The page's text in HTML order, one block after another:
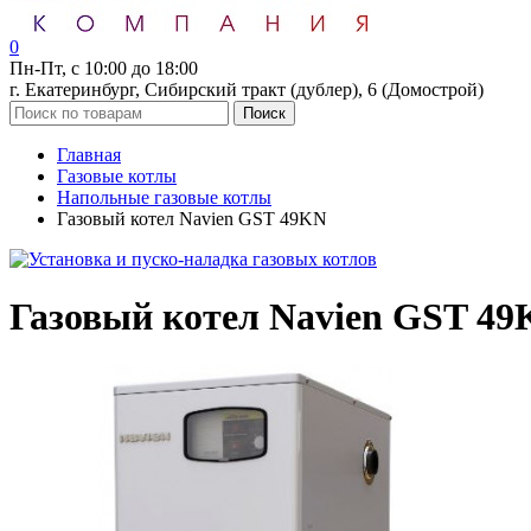
0
Пн-Пт, с 10:00 до 18:00
г. Екатеринбург, Сибирский тракт (дублер), 6 (Домострой)
Поиск
Главная
Газовые котлы
Напольные газовые котлы
Газовый котел Navien GST 49KN
Газовый котел Navien GST